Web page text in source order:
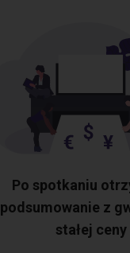
Po spotkaniu
podsumowanie z
stałej ceny